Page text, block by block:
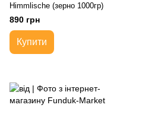
Himmlische (зерно 1000гр)
890 грн
Купити